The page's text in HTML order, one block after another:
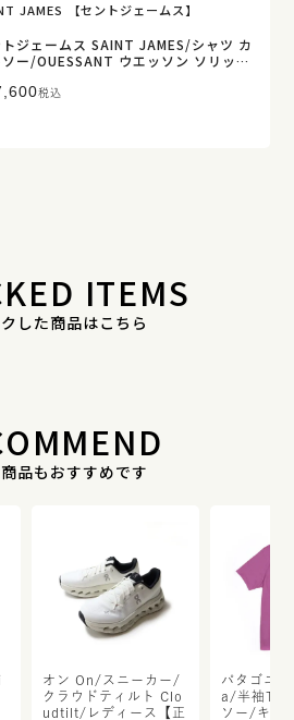
JAMES 【セントジェームス】
トジェームス SAINT JAMES/シャツ カ
ソー/OUESSANT ウエッソン ソリッド
税込
ITEMS
した商品はこちら
品もおすすめです
オン On/スニーカー/
クラウドティルト Clo
udtilt/レディース【正
パタゴニ
a/半袖Tシ
ソー/キャ